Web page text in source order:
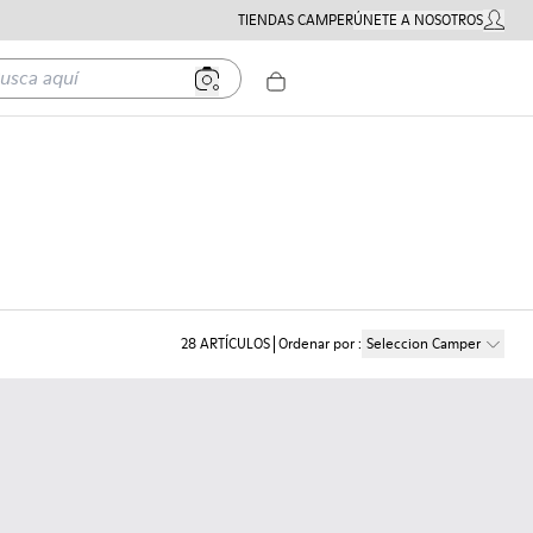
TIENDAS CAMPERÚNETE A NOSOTROSMI
aquí
28ARTÍCULOS Ordenar por: Seleccion Camper